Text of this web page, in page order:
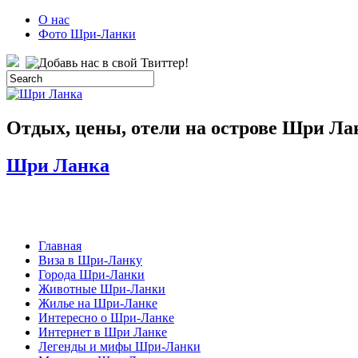
О нас
Фото Шри-Ланки
Отдых, цены, отели на острове Шри
Шри Ланка
Главная
Виза в Шри-Ланку
Города Шри-Ланки
Животные Шри-Ланки
Жилье на Шри-Ланке
Интересно о Шри-Ланке
Интернет в Шри Ланке
Легенды и мифы Шри-Ланки